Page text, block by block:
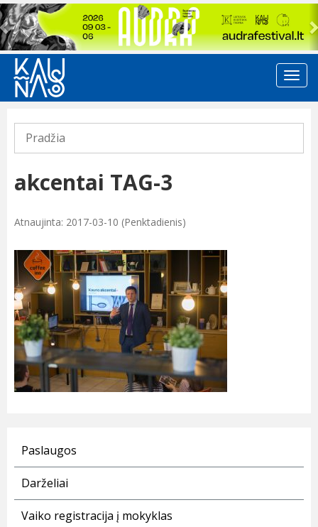
Previous
Pradžia
akcentai TAG-3
Atnaujinta: 2017-03-10 (Penktadienis)
Paslaugos
Darželiai
Vaiko registracija į mokyklas